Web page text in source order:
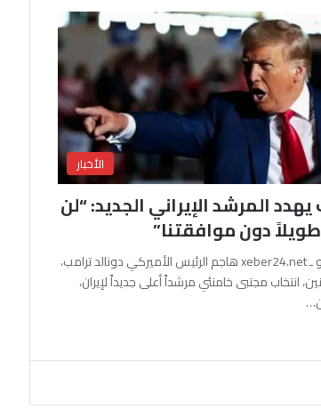
الأخبار
المرشد الإيراني الجديد: “لن
دون موافقتنا”
آفرين علو ـ xeber24.net هاجم الرئيس الأميركي دونالد ترامب،
انتخاب مجتبى خامنئي مرشداً أعلى جديداً لإيران،